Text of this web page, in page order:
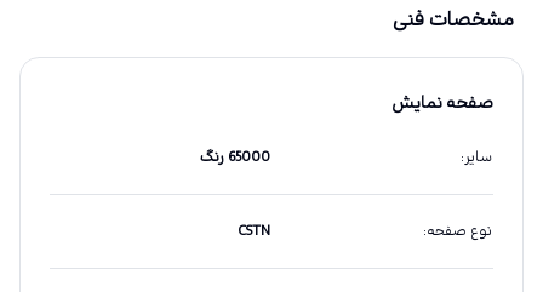
مشخصات فنی
صفحه نمایش
سایر: 65000 رنگ
نوع صفحه:
CSTN